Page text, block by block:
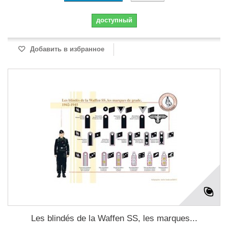
доступный
Добавить в избранное
Les blindés de la Waffen SS, les marques...